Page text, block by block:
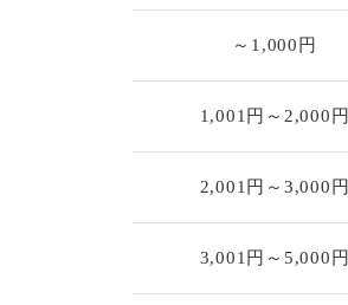
～1,000円
1,001円～2,000円
2,001円～3,000円
3,001円～5,000円